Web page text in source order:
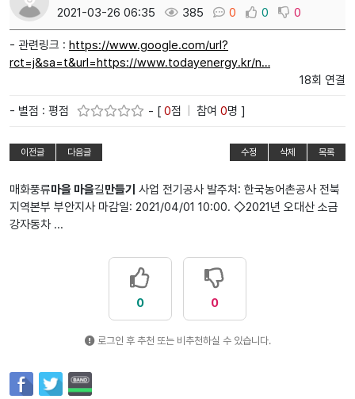
2021-03-26 06:35
385 0 0 0
- 관련링크 : https://www.google.com/url?
rct=j&sa=t&url=https://www.todayenergy.kr/n…
18회 연결
- 별점 : 평점 - [ 0점 참여 0명 ]
이전글 다음글 수정 삭제 목록
매화풍류마을 마을길만들기 사업 전기공사 발주처: 한국농어촌공사 전북
지역본부 부안지사 마감일: 2021/04/01 10:00. ◇2021년 오대산 소금
강자동차 ...
0 0
로그인 후 추천 또는 비추천하실 수 있습니다.